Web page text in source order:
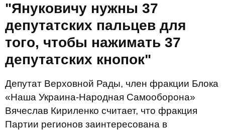
"Януковичу нужны 37
депутатских пальцев для
того, чтобы нажимать 37
депутатских кнопок"
Депутат Верховной Рады, член фракции Блока
«Наша Украина-Народная Самооборона»
Вячеслав Кириленко считает, что фракция
Партии регионов заинтересована в